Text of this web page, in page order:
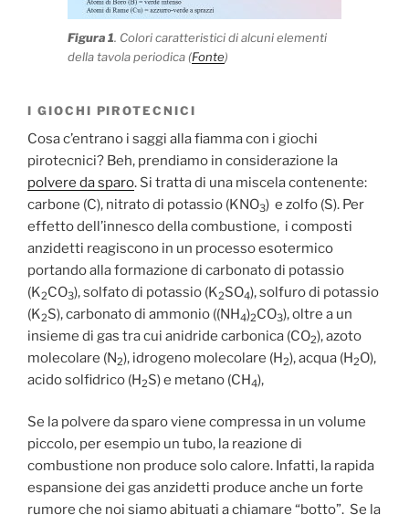
Figura 1. Colori caratteristici di alcuni elementi
della tavola periodica (Fonte)
I GIOCHI PIROTECNICI
Cosa c’entrano i saggi alla fiamma con i giochi
pirotecnici? Beh, prendiamo in considerazione la
polvere da sparo. Si tratta di una miscela contenente:
carbone (C), nitrato di potassio (KNO3) e zolfo (S). Per
effetto dell’innesco della combustione, i composti
anzidetti reagiscono in un processo esotermico
portando alla formazione di carbonato di potassio
(K2CO3), solfato di potassio (K2SO4), solfuro di potassio
(K2S), carbonato di ammonio ((NH4)2CO3), oltre a un
insieme di gas tra cui anidride carbonica (CO2), azoto
molecolare (N2), idrogeno molecolare (H2), acqua (H2O),
acido solfidrico (H2S) e metano (CH4),
Se la polvere da sparo viene compressa in un volume
piccolo, per esempio un tubo, la reazione di
combustione non produce solo calore. Infatti, la rapida
espansione dei gas anzidetti produce anche un forte
rumore che noi siamo abituati a chiamare “botto”. Se la